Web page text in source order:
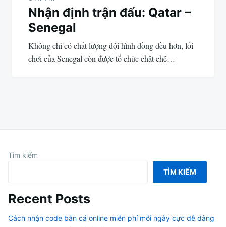
Nhận định trận đấu: Qatar –
Senegal
Không chỉ có chất lượng đội hình đồng đều hơn, lối
chơi của Senegal còn được tổ chức chặt chẽ…
Tìm kiếm
TÌM KIẾM
Recent Posts
Cách nhận code bắn cá online miễn phí mỗi ngày cực dễ dàng